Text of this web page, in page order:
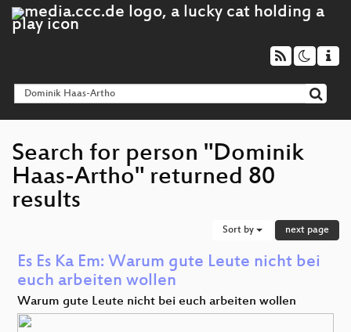
Search for person "Dominik
Haas-Artho" returned 80
results
Sort by next page
Es Es Ka Em: Warum gute Leute nicht bei
euch arbeiten wollen
Warum gute Leute nicht bei euch arbeiten wollen